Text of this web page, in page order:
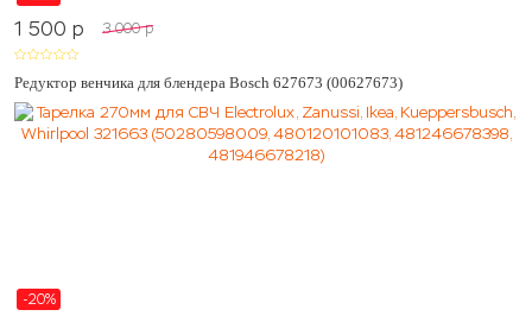
1 500 p 3 000 p
Редуктор венчика для блендера Bosch 627673 (00627673)
-20%